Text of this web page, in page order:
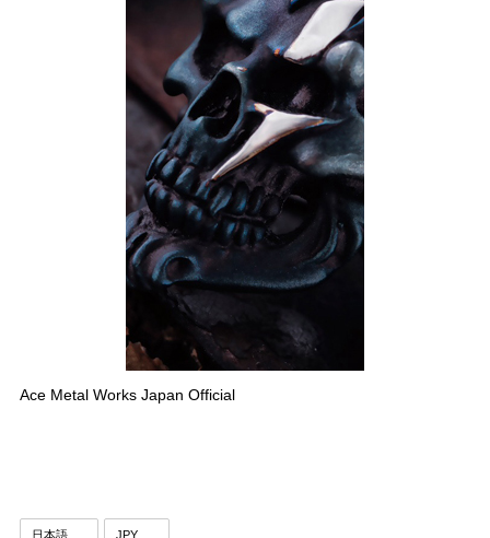
Ace Metal Works Japan Official